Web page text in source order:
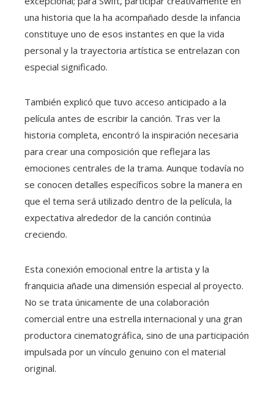
una historia que la ha acompañado desde la infancia
constituye uno de esos instantes en que la vida
personal y la trayectoria artística se entrelazan con
especial significado.
También explicó que tuvo acceso anticipado a la
película antes de escribir la canción. Tras ver la
historia completa, encontró la inspiración necesaria
para crear una composición que reflejara las
emociones centrales de la trama. Aunque todavía no
se conocen detalles específicos sobre la manera en
que el tema será utilizado dentro de la película, la
expectativa alrededor de la canción continúa
creciendo.
Esta conexión emocional entre la artista y la
franquicia añade una dimensión especial al proyecto.
No se trata únicamente de una colaboración
comercial entre una estrella internacional y una gran
productora cinematográfica, sino de una participación
impulsada por un vínculo genuino con el material
original.